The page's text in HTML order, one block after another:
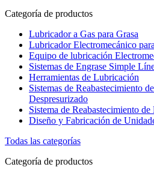
Categoría de productos
Lubricador a Gas para Grasa
Lubricador Electromecánico
Equipo de lubricación
Sistemas de Engrase Simple
Herramientas de Lubricación
Sistemas de Reabastecimiento
Despresurizado
Sistema de Reabastecimiento
Diseño y Fabricación de
Todas las categorías
Categoría de productos